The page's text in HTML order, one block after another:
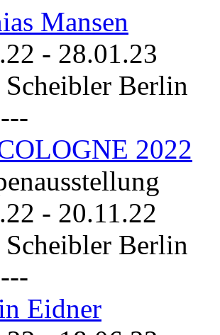
Mansen
- 28.01.23
Berlin
2022
- 20.11.22
Berlin
Eidner